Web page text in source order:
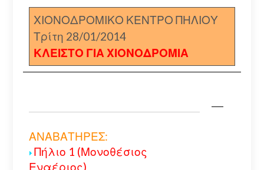
ΧΙΟΝΟΔΡΟΜΙΚΟ ΚΕΝΤΡΟ ΠΗΛΙΟΥ
Τρίτη 28/01/2014
ΚΛΕΙΣΤΟ ΓΙΑ ΧΙΟΝΟΔΡΟΜΙΑ
ΑΝΑΒΑΤΗΡΕΣ:
Πήλιο 1 (Μονοθέσιος
Εναέριος)